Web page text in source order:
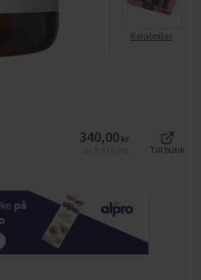
Kolabollar
340,00 kr
Till butik